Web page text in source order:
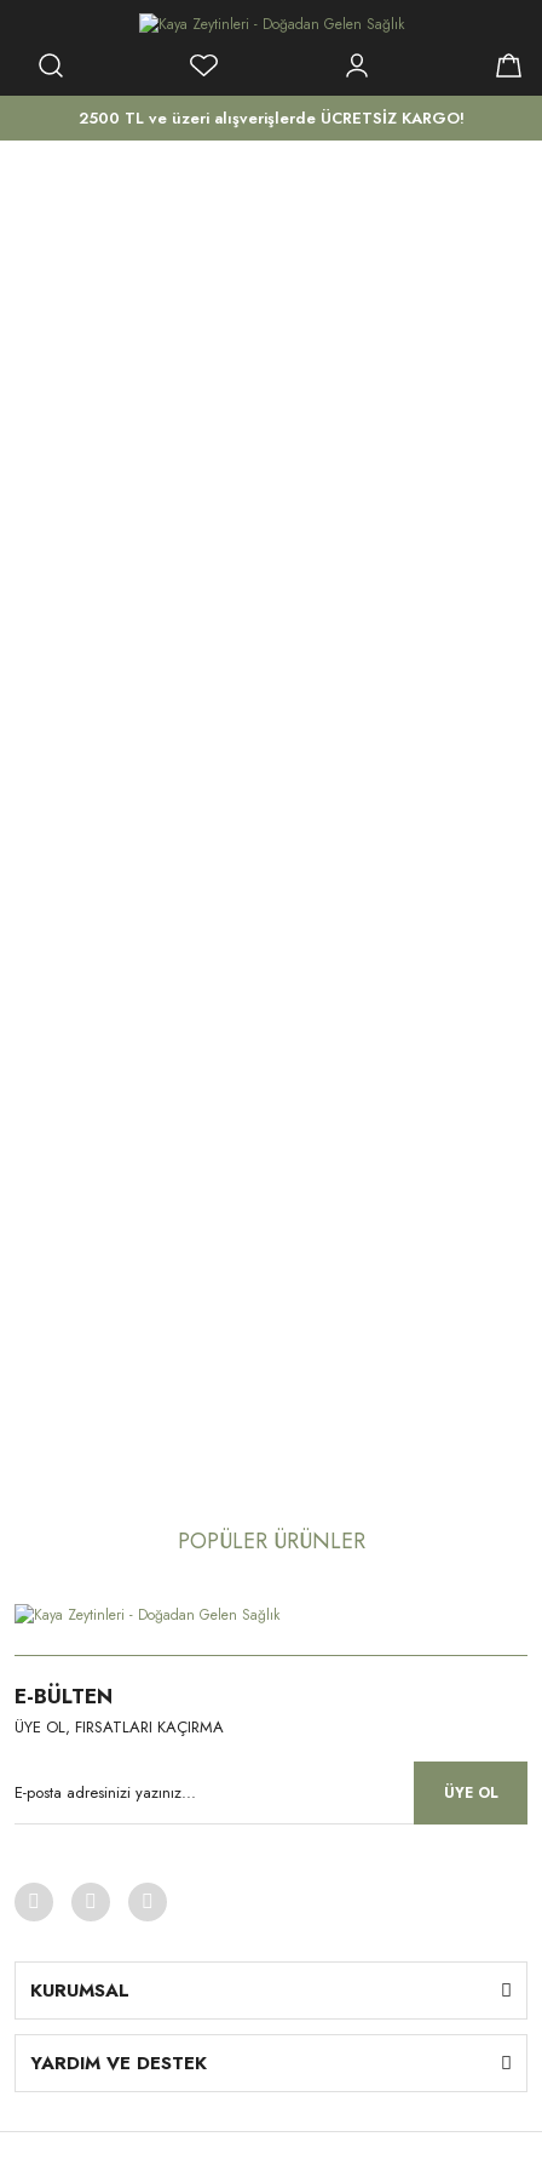
2500 TL ve üzeri alışverişlerde ÜCRETSİZ KARGO!
POPÜLER ÜRÜNLER
Izgara (Grill) Yeşil Zeytin (400gr Cam)
200,00 TL
E-BÜLTEN
ÜYE OL, FIRSATLARI KAÇIRMA
ÜYE OL
KURUMSAL
YARDIM VE DESTEK